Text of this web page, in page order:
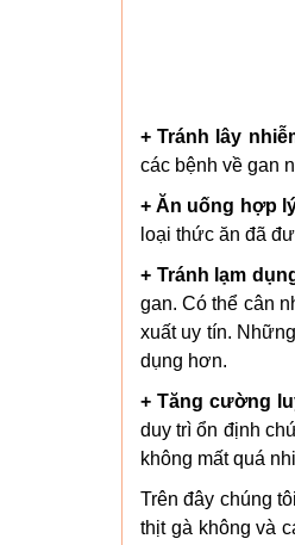
+ Tránh lây
các bệnh về gan
+ Ăn uống hợp
loại thức ăn đã
+ Tránh lạm
gan. Có thể cân
xuất uy tín.
dụng hơn.
+ Tăng cường
duy trì ổn định
không mất quá
Trên đây chúng
thịt gà không và